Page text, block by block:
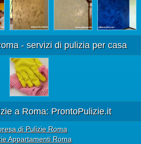
- servizi di pulizia per casa
a Roma: ProntoPulizie.it
di Pulizie Roma
Appartamenti Roma